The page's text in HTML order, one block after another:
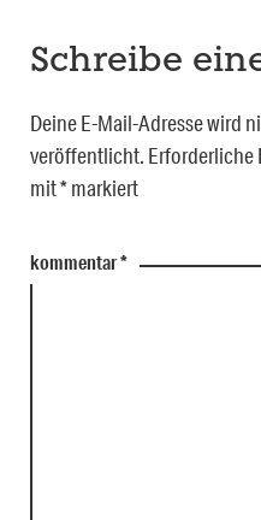
Schreibe
Deine E-Mail-Adresse wird
veröffentlicht. Erforderliche
mit*markiert
kommentar*